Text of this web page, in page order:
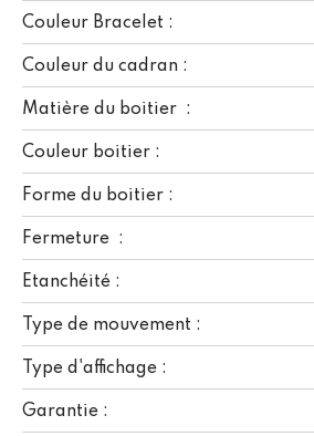
Couleur Bracelet :
Couleur du cadran :
Matière du boitier :
Couleur boitier :
Forme du boitier :
Fermeture :
Etanchéité :
Type de mouvement :
Type d'affichage :
Garantie :